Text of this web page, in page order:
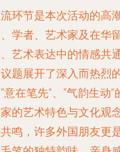
环节是本次活动的高
学者、艺术家及在华
艺术表达中的情感共
题展开了深入而热烈
意在笔先”、“气韵生动
的艺术特色与文化观
鸣，许多外国朋友更